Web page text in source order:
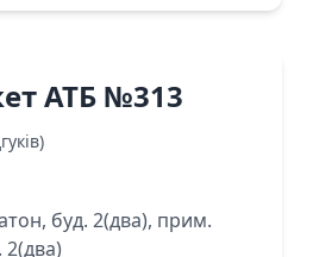
АТБ №313
буд. 2(два), прим.